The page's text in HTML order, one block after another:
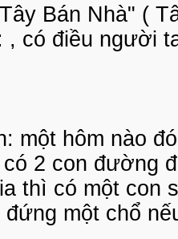
Bán Nhà" (
, có điều người
một hôm nào
2 con đường
thì có một con
một chổ